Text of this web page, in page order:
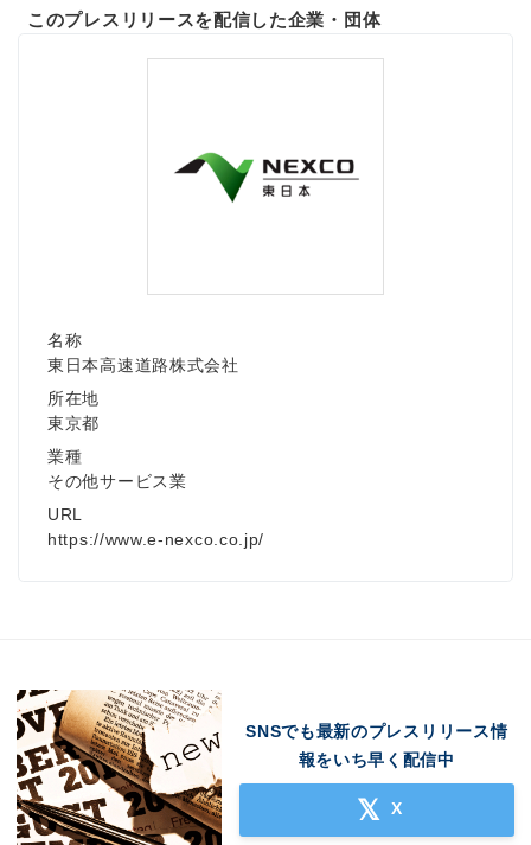
このプレスリリースを配信した企業・団体
名称
東日本高速道路株式会社
所在地
東京都
業種
その他サービス業
URL
https://www.e-nexco.co.jp/
SNSでも最新のプレスリリース情
報をいち早く配信中
X